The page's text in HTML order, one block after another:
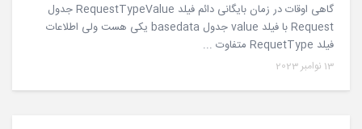
گاهی اوقات در زمان بایگانی دائم فیلد RequestTypeValue جدول
Request با فیلد value جدول basedata یکی هست ولی اطلاعات
فیلد RequetType متفاوت ...
13 نوامبر 2023